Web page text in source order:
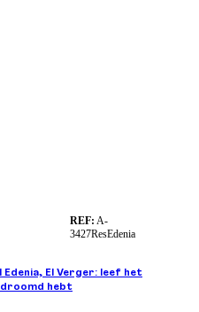
REF: A-
3427ResEdenia
Edenia, El Verger: leef het
hebt